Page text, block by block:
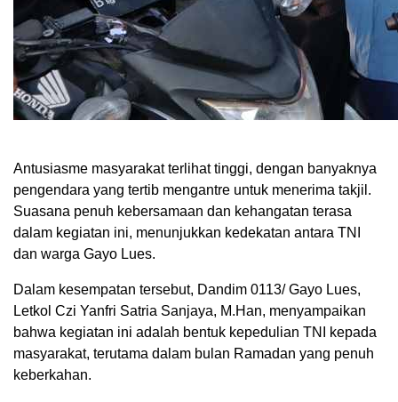
Antusiasme masyarakat terlihat tinggi, dengan banyaknya
pengendara yang tertib mengantre untuk menerima takjil.
Suasana penuh kebersamaan dan kehangatan terasa
dalam kegiatan ini, menunjukkan kedekatan antara TNI
dan warga Gayo Lues.
Dalam kesempatan tersebut, Dandim 0113/ Gayo Lues,
Letkol Czi Yanfri Satria Sanjaya, M.Han, menyampaikan
bahwa kegiatan ini adalah bentuk kepedulian TNI kepada
masyarakat, terutama dalam bulan Ramadan yang penuh
keberkahan.